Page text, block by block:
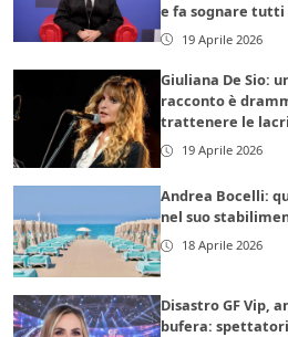
e fa sognare tutti
19 Aprile 2026
Giuliana De Sio:
racconto è
trattenere le
19 Aprile 2026
Andrea Bocelli:
nel suo
18 Aprile 2026
Disastro GF Vip,
bufera: